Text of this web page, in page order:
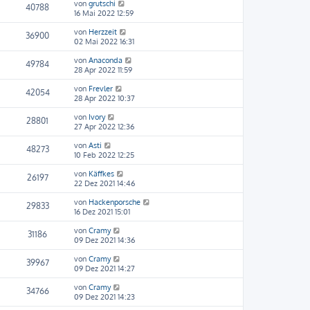
40788 von grutschi
16 Mai 2022 12:59
36900 von Herzzeit
02 Mai 2022 16:31
49784 von Anaconda
28 Apr 2022 11:59
42054 von Frevler
28 Apr 2022 10:37
28801 von Ivory
27 Apr 2022 12:36
48273 von Asti
10 Feb 2022 12:25
26197 von Käffkes
22 Dez 2021 14:46
29833 von Hackenporsche
16 Dez 2021 15:01
31186 von Cramy
09 Dez 2021 14:36
39967 von Cramy
09 Dez 2021 14:27
34766 von Cramy
09 Dez 2021 14:23